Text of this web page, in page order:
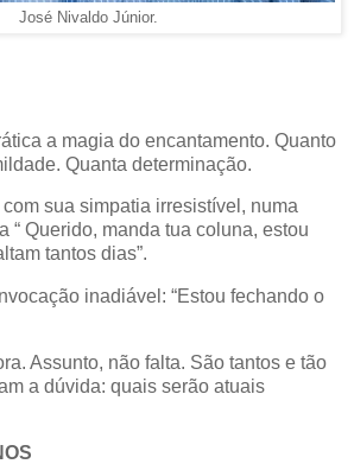
José Nivaldo Júnior.
a magia do encantamento. Quanto
Quanta determinação.
sua simpatia irresistível, numa
“ Querido, manda tua coluna, estou
tantos dias”.
inadiável: “Estou fechando o
Assunto, não falta. São tantos e tão
a dúvida: quais serão atuais